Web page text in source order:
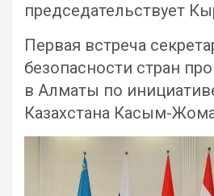
председательствует
Первая встреча
безопасности стран
в Алматы по
Казахстана Касым-